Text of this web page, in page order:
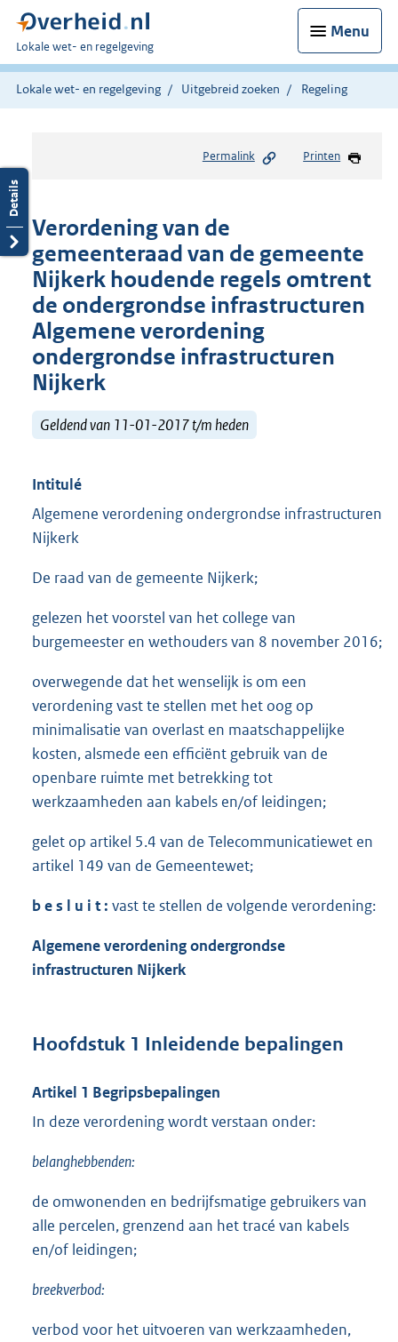
Menu
U
bent
hier:
Lokale wet- en regelgeving
Lokale wet- en regelgeving Uitgebreid zoeken Regeling
Permalink Printen
Verordening van de
gemeenteraad van de gemeente
Nijkerk houdende regels omtrent
de ondergrondse infrastructuren
Algemene verordening
ondergrondse infrastructuren
Nijkerk
Geldend van 11-01-2017 t/m heden
Intitulé
Algemene verordening ondergrondse infrastructuren
Nijkerk
De raad van de gemeente Nijkerk;
gelezen het voorstel van het college van
burgemeester en wethouders van 8 november 2016;
overwegende dat het wenselijk is om een
verordening vast te stellen met het oog op
minimalisatie van overlast en maatschappelijke
kosten, alsmede een efficiënt gebruik van de
openbare ruimte met betrekking tot
werkzaamheden aan kabels en/of leidingen;
gelet op artikel 5.4 van de Telecommunicatiewet en
artikel 149 van de Gemeentewet;
b e s l u i t : vast te stellen de volgende verordening:
Algemene verordening ondergrondse
infrastructuren Nijkerk
Hoofdstuk 1 Inleidende bepalingen
Artikel 1 Begripsbepalingen
In deze verordening wordt verstaan onder:
belanghebbenden:
de omwonenden en bedrijfsmatige gebruikers van
alle percelen, grenzend aan het tracé van kabels
en/of leidingen;
breekverbod:
verbod voor het uitvoeren van werkzaamheden,